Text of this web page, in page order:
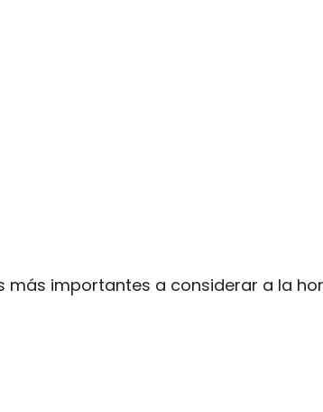
más importantes a considerar a la